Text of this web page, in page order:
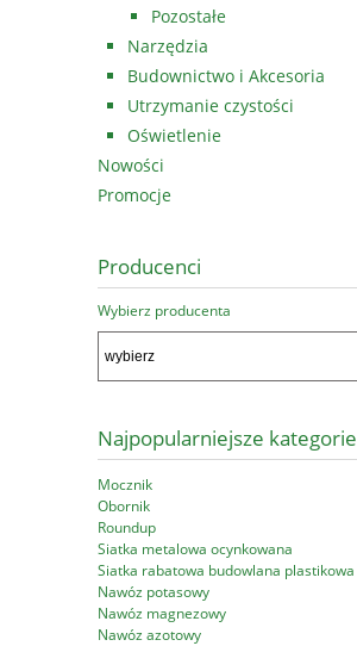
Pozostałe
Narzędzia
Budownictwo i Akcesoria
Utrzymanie czystości
Oświetlenie
Nowości
Promocje
Producenci
Wybierz producenta
Najpopularniejsze kategorie
Mocznik
Obornik
Roundup
Siatka metalowa ocynkowana
Siatka rabatowa budowlana plastikowa
Nawóz potasowy
Nawóz magnezowy
Nawóz azotowy